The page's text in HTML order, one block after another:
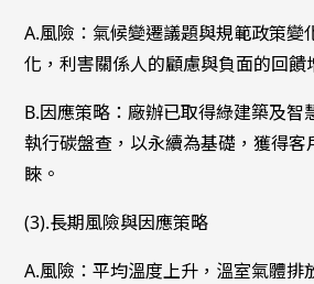
A.風險：氣候變遷議題與規範政策變
化，利害關係人的顧慮與負面的回饋
B.因應策略：廠辦已取得綠建築及智
執行碳盤查，以永續為基礎，獲得
睞。
(3).長期風險與因應策略
A.風險：平均溫度上升，溫室氣體排